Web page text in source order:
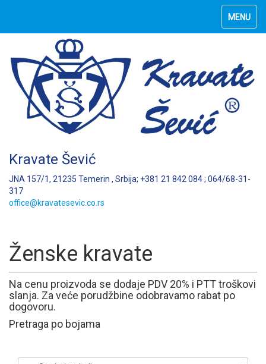
Kravate Šević
JNA 157/1, 21235 Temerin , Srbija; +381 21 842 084 ; 064/68-31-
317
office@kravatesevic.co.rs
MENU
Ženske kravate
Na cenu proizvoda se dodaje PDV 20% i PTT troškovi
slanja. Za veće porudžbine odobravamo rabat po
dogovoru.
Pretraga po bojama